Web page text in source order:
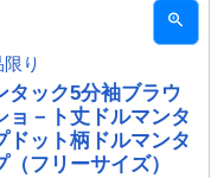
り
タック5分袖ブラウ
ョ－ト丈ドルマンタ
ドット柄ドルマンタ
（フリーサイズ）